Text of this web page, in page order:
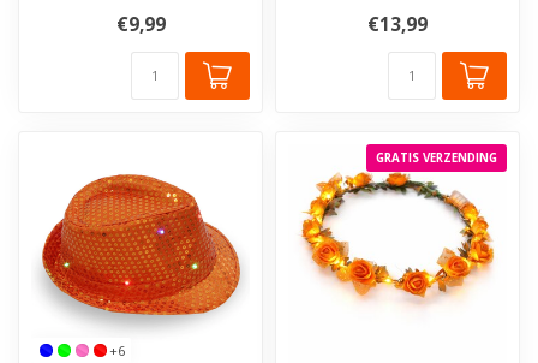
€9,99 €13,99
+6
GRATIS VERZENDING